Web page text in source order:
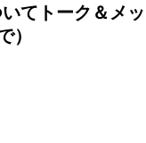
てトーク＆メッ
）